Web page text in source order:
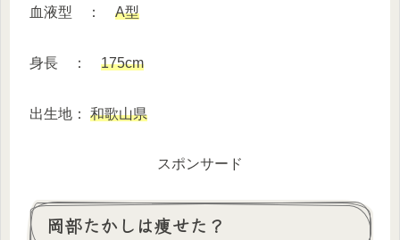
血液型 ： A型
身長 ： 175cm
出生地： 和歌山県
スポンサード
岡部たかしは痩せた？